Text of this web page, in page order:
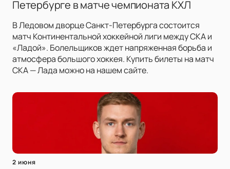
Петербурге в матче чемпионата КХЛ
В Ледовом дворце Санкт-Петербурга состоится
матч Континентальной хоккейной лиги между СКА и
«Ладой». Болельщиков ждет напряженная борьба и
атмосфера большого хоккея. Купить билеты на матч
СКА — Лада можно на нашем сайте.
2 июня